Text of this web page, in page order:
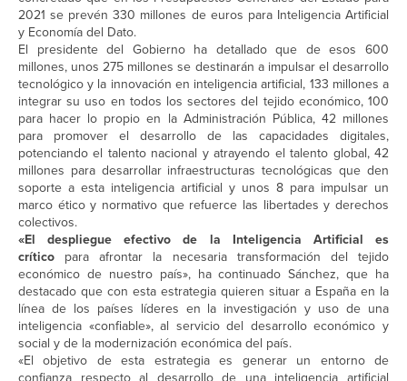
2021 se prevén 330 millones de euros para Inteligencia Artificial
y Economía del Dato.
El presidente del Gobierno ha detallado que de esos 600
millones, unos 275 millones se destinarán a impulsar el desarrollo
tecnológico y la innovación en inteligencia artificial, 133 millones a
integrar su uso en todos los sectores del tejido económico, 100
para hacer lo propio en la Administración Pública, 42 millones
para promover el desarrollo de las capacidades digitales,
potenciando el talento nacional y atrayendo el talento global, 42
millones para desarrollar infraestructuras tecnológicas que den
soporte a esta inteligencia artificial y unos 8 para impulsar un
marco ético y normativo que refuerce las libertades y derechos
colectivos.
«El despliegue efectivo de la Inteligencia Artificial es
crítico para afrontar la necesaria transformación del tejido
económico de nuestro país», ha continuado Sánchez, que ha
destacado que con esta estrategia quieren situar a España en la
línea de los países líderes en la investigación y uso de una
inteligencia «confiable», al servicio del desarrollo económico y
social y de la modernización económica del país.
«El objetivo de esta estrategia es generar un entorno de